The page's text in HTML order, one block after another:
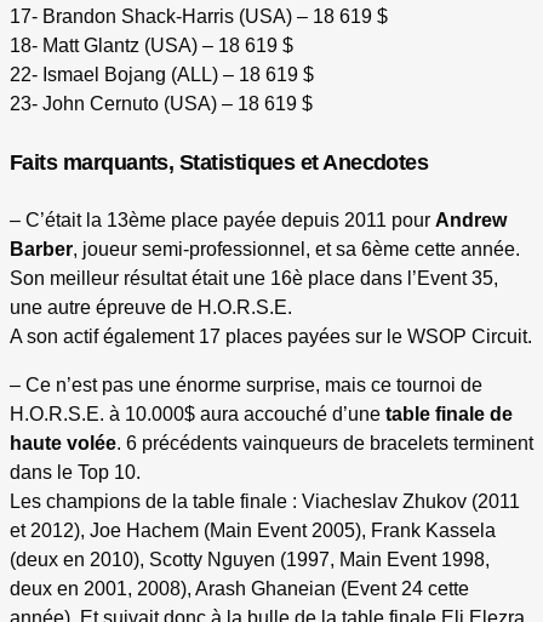
17- Brandon Shack-Harris (USA) – 18 619 $
18- Matt Glantz (USA) – 18 619 $
22- Ismael Bojang (ALL) – 18 619 $
23- John Cernuto (USA) – 18 619 $
Faits marquants, Statistiques et Anecdotes
– C’était la 13ème place payée depuis 2011 pour Andrew
Barber, joueur semi-professionnel, et sa 6ème cette année.
Son meilleur résultat était une 16è place dans l’Event 35,
une autre épreuve de H.O.R.S.E.
A son actif également 17 places payées sur le WSOP Circuit.
– Ce n’est pas une énorme surprise, mais ce tournoi de
H.O.R.S.E. à 10.000$ aura accouché d’une table finale de
haute volée. 6 précédents vainqueurs de bracelets terminent
dans le Top 10.
Les champions de la table finale : Viacheslav Zhukov (2011
et 2012), Joe Hachem (Main Event 2005), Frank Kassela
(deux en 2010), Scotty Nguyen (1997, Main Event 1998,
deux en 2001, 2008), Arash Ghaneian (Event 24 cette